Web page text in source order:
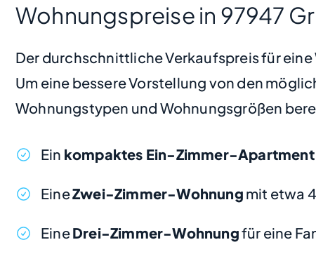
Wohnungspreise in 97947
Der durchschnittliche Verkaufspreis für
Um eine bessere Vorstellung von den
Wohnungstypen und Wohnungsgrößen
Ein kompaktes Ein-Zimmer-Apartment
EineZwei-Zimmer-Wohnung mit etwa
EineDrei-Zimmer-Wohnungfür eine